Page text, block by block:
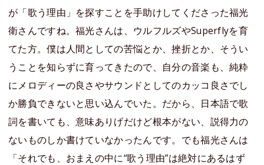
が「歌う理由」を探すことを手助けしてくださった福光
衛さんですね。福光さんは、ウルフルズやSuperflyを育
てた方。僕は人間としての苦悩とか、挫折とか、そうい
うことを知らずに育ってきたので、自分の音楽も、純粋
にメロディーの良さやサウンドとしてのカッコ良さでし
か勝負できないと思い込んでいた。だから、日本語で歌
詞を書いても、意味ありげだけど根本がない、説得力の
ないものしか書けていなかったんです。でも福光さんは
「それでも、おまえの中に“歌う理由”は絶対にあるはず